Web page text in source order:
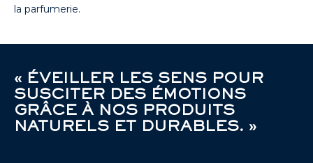
la parfumerie.
« ÉVEILLER LES SENS POUR
SUSCITER DES ÉMOTIONS
GRÂCE À NOS PRODUITS
NATURELS ET DURABLES. »